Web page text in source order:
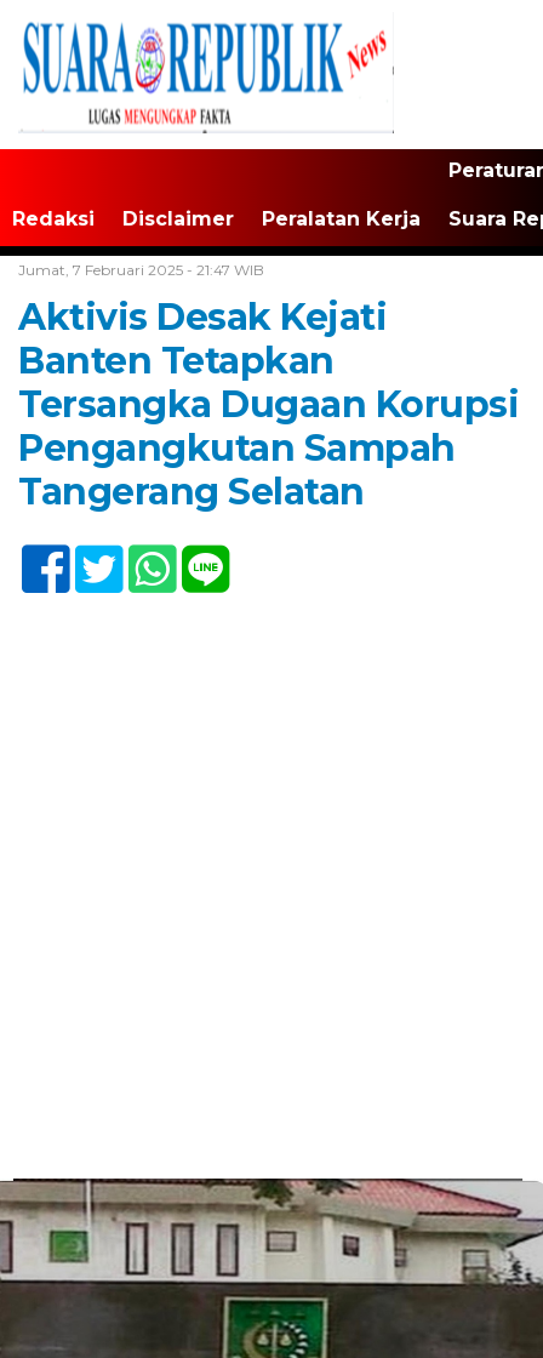
Redaksi Disclaimer Peralatan Kerja Suara
Jumat, 7 Februari 2025 - 21:47 WIB
Aktivis Desak Kejati
Banten Tetapkan
Tersangka Dugaan Korupsi
Pengangkutan Sampah
Tangerang Selatan